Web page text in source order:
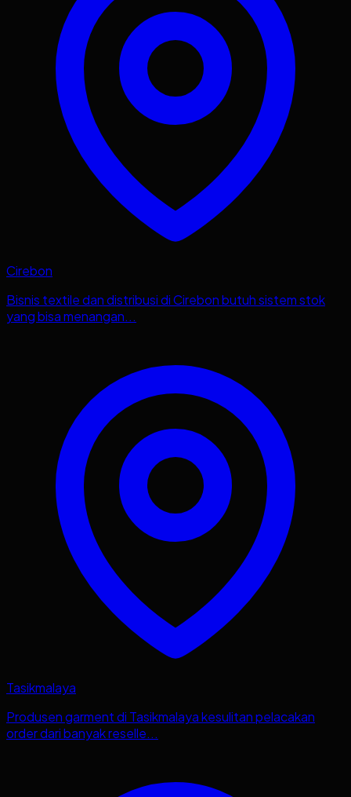
Cirebon
Bisnis textile dan distribusi di Cirebon butuh sistem stok
yang bisa menangan...
Tasikmalaya
Produsen garment di Tasikmalaya kesulitan pelacakan
order dari banyak reselle...